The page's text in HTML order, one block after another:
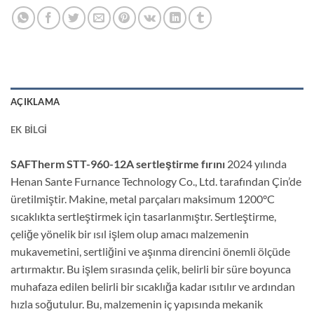
AÇIKLAMA
EK BILGI
SAFTherm STT-960-12A sertleştirme fırını 2024 yılında
Henan Sante Furnance Technology Co., Ltd. tarafından Çin’de
üretilmiştir. Makine, metal parçaları maksimum 1200°C
sıcaklıkta sertleştirmek için tasarlanmıştır. Sertleştirme,
çeliğe yönelik bir ısıl işlem olup amacı malzemenin
mukavemetini, sertliğini ve aşınma direncini önemli ölçüde
artırmaktır. Bu işlem sırasında çelik, belirli bir süre boyunca
muhafaza edilen belirli bir sıcaklığa kadar ısıtılır ve ardından
hızla soğutulur. Bu, malzemenin iç yapısında mekanik